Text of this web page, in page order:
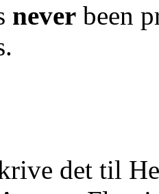
never been
det til